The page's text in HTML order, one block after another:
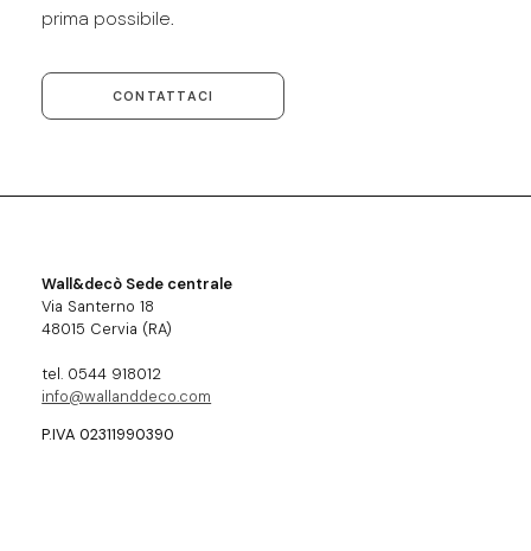
prima possibile.
CONTATTACI
Wall&decò Sede centrale
Via Santerno 18
48015 Cervia (RA)
tel. 0544 918012
info@wallanddeco.com
P.IVA 02311990390